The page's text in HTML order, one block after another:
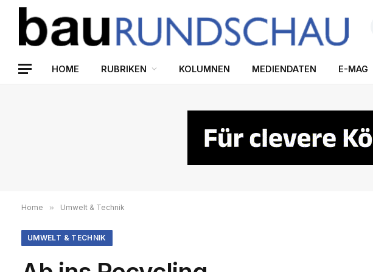
HOME RUBRIKEN KOLUMNEN MEDIENDATEN E-MAG
Home » Umwelt & Technik
UMWELT & TECHNIK